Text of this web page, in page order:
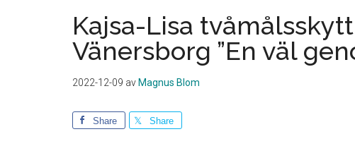
Kajsa-Lisa
Vänersborg ”En väl
2022-12-09 av Magnus Blom
Share Share